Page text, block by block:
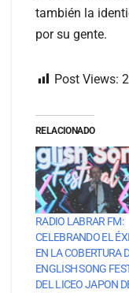
también la
por su gente.
Post Views:
RELACIONADO
RADIO LABRAR FM:
CELEBRANDO EL
EN LA COBERTURA
ENGLISH SONG
DEL LICEO JAPON